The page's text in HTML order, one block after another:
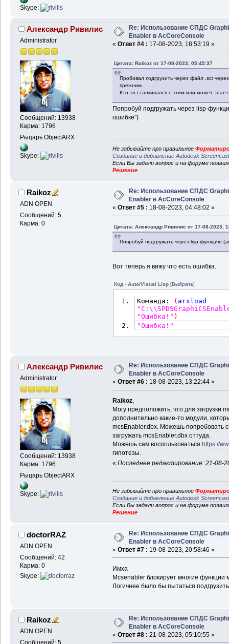
Skype:
Александр Ривилис
Administrator
Сообщений: 13938
Карма: 1796
Рыцарь ObjectARX
Skype:
Re: Использование СПДС
Enabler в AcCoreConsole
« Ответ #4 : 17-08-2023, 18:53:19 »
Цитата: Raikoz от 17-08-2023, 05:45:37
Пробовал подгрузить через файл .scr
прежним.
Кто то сталкивался с этим или может знает
Попробуй подгружать через lisp-
ошибке")
Не забывайте про правильное
Создание и добавление Autodesk
Если Вы задали вопрос и на форуме
Решение
Raikoz
ADN OPEN
Сообщений: 5
Карма: 0
Re: Использование СПДС
Enabler в AcCoreConsole
« Ответ #5 : 18-08-2023, 04:48:02 »
Цитата: Александр Ривилис от 17-08-2023,
Попробуй подгружать через lisp-функцию
Вот теперь я вижу что есть ошибка.
Код - Auto/Visual Lisp [Выбрать]
Команда: ( arxload
"Ошибка!" )
"Ошибка!"
Александр Ривилис
Administrator
Сообщений: 13938
Карма: 1796
Рыцарь ObjectARX
Skype:
Re: Использование СПДС
Enabler в AcCoreConsole
« Ответ #6 : 18-08-2023, 13:22:44 »
Raikoz,
Могу предположить, что для загрузки
дополнительно какие-то модули,
mcsEnabler.dbx. Можешь попробовать
загружать mcsEnabler.dbx оттуда.
Можешь сам воспользоваться https://
гипотезы.
« Последнее редактирование: 21-08-
Не забывайте про правильное
Создание и добавление Autodesk
Если Вы задали вопрос и на форуме
Решение
doctorRAZ
ADN OPEN
Сообщений: 42
Карма: 0
Skype:
Re: Использование СПДС
Enabler в AcCoreConsole
« Ответ #7 : 19-08-2023, 20:58:46 »
Имха
Mcsenabler блокирует многие функции
Логичнее было бы пытаться
Raikoz
ADN OPEN
Сообщений: 5
Re: Использование СПДС
Enabler в AcCoreConsole
« Ответ #8 : 21-08-2023, 05:10:55 »